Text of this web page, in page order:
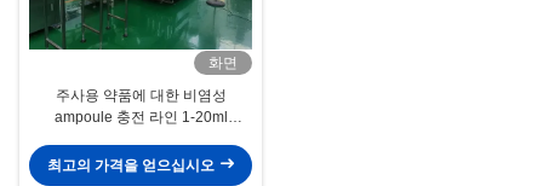
화면
주사용 약품에 대한 비염성
ampoule 충전 라인 1-20ml
최고의 가격을 얻으십시오